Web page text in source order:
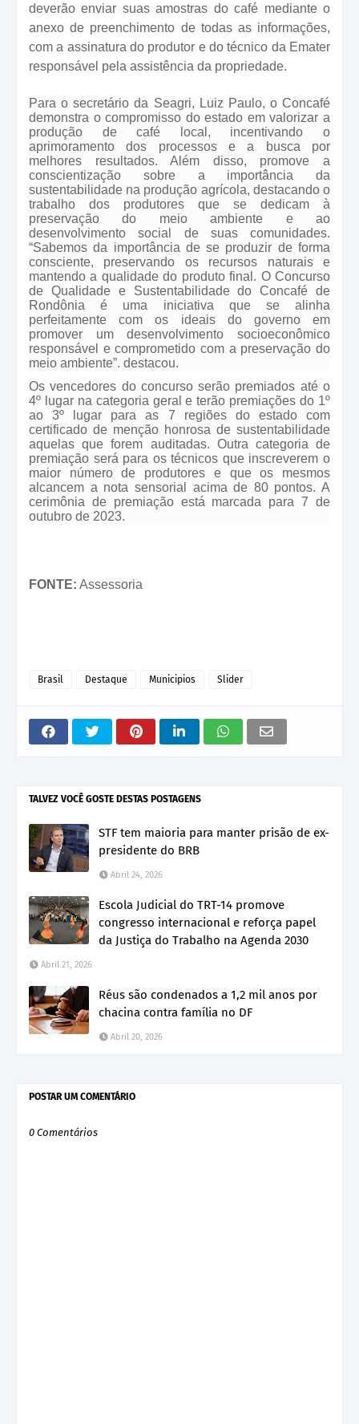
deverão enviar suas amostras do café mediante o
anexo de preenchimento de todas as informações,
com a assinatura do produtor e do técnico da Emater
responsável pela assistência da propriedade.
Para o secretário da Seagri, Luiz Paulo, o Concafé
demonstra o compromisso do estado em valorizar a
produção de café local, incentivando o
aprimoramento dos processos e a busca por
melhores resultados. Além disso, promove a
conscientização sobre a importância da
sustentabilidade na produção agrícola, destacando o
trabalho dos produtores que se dedicam à
preservação do meio ambiente e ao
desenvolvimento social de suas comunidades.
“Sabemos da importância de se produzir de forma
consciente, preservando os recursos naturais e
mantendo a qualidade do produto final. O Concurso
de Qualidade e Sustentabilidade do Concafé de
Rondônia é uma iniciativa que se alinha
perfeitamente com os ideais do governo em
promover um desenvolvimento socioeconômico
responsável e comprometido com a preservação do
meio ambiente”. destacou.
Os vencedores do concurso serão premiados até o
4º lugar na categoria geral e terão premiações do 1º
ao 3º lugar para as 7 regiões do estado com
certificado de menção honrosa de sustentabilidade
aquelas que forem auditadas. Outra categoria de
premiação será para os técnicos que inscreverem o
maior número de produtores e que os mesmos
alcancem a nota sensorial acima de 80 pontos. A
cerimônia de premiação está marcada para 7 de
outubro de 2023.
FONTE: Assessoria
Brasil Destaque Municipios Slider
TALVEZ VOCÊ GOSTE DESTAS POSTAGENS
STF tem maioria para manter prisão de ex-
presidente do BRB
Abril 24, 2026
Escola Judicial do TRT-14 promove
congresso internacional e reforça papel
da Justiça do Trabalho na Agenda 2030
Abril 21, 2026
Réus são condenados a 1,2 mil anos por
chacina contra família no DF
Abril 20, 2026
POSTAR UM COMENTÁRIO
0 Comentários